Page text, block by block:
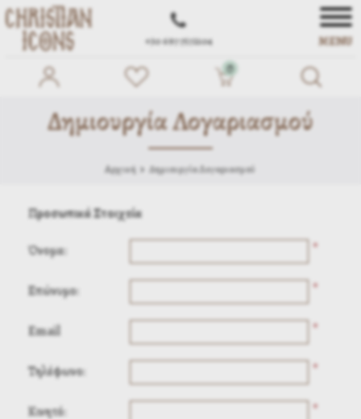
+30 697 7572104 MENU
0
Δημιουργία Λογαριασμού
Αρχική Δημιουργία Λογαριασμού
Προσωπικά Στοιχεία
Όνομα: *
Επώνυμο: *
Email *
Τηλέφωνο: *
Κινητό: *